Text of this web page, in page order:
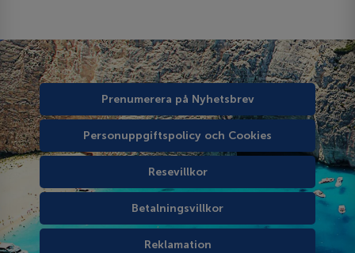
Prenumerera på Nyhetsbrev
Personuppgiftspolicy och Cookies
Resevillkor
Betalningsvillkor
Reklamation